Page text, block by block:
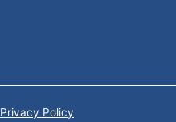
Privacy Policy